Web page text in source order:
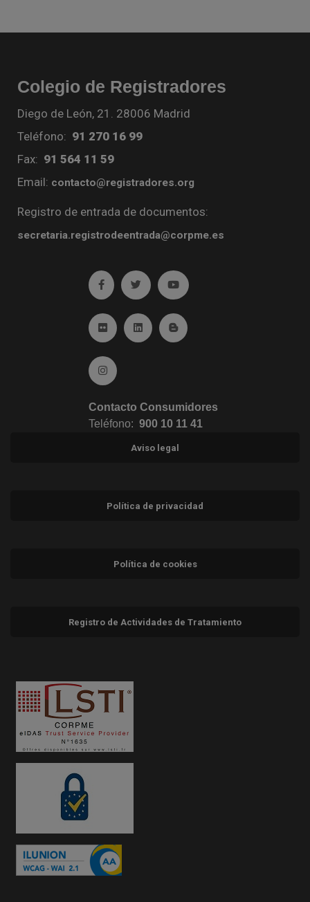
Colegio de Registradores
Diego de León, 21. 28006 Madrid
Teléfono: 91 270 16 99
Fax: 91 564 11 59
Email: contacto@registradores.org
Registro de entrada de documentos:
secretaria.registrodeentrada@corpme.es
Ir a facebook (abre en ventana nueva)
Ir a twitter (abre en ventana nueva)
Ir a YouTube (abre en
Ir a Flickr (abre en ventana nueva)
Ir a Linkedin (abre en ventana nueva)
Ir al Blog (abre en ventana
Ir a Instagram (abre en ventana nueva)
Contacto Consumidores
Teléfono: 900 10 11 41
Aviso legal
Política de privacidad
Política de cookies
Registro de Actividades de Tratamiento